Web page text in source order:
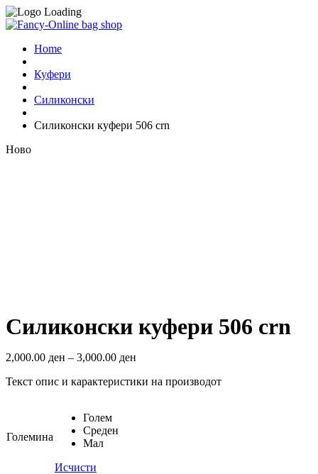
Home
Куфери
Силиконски
Силиконски куфери 506 crn
Ново
Силиконски куфери 506 crn
2,000.00 ден – 3,000.00 ден
Текст опис и карактеристики на производот
Големина
Голем
Среден
Мал
Исчисти